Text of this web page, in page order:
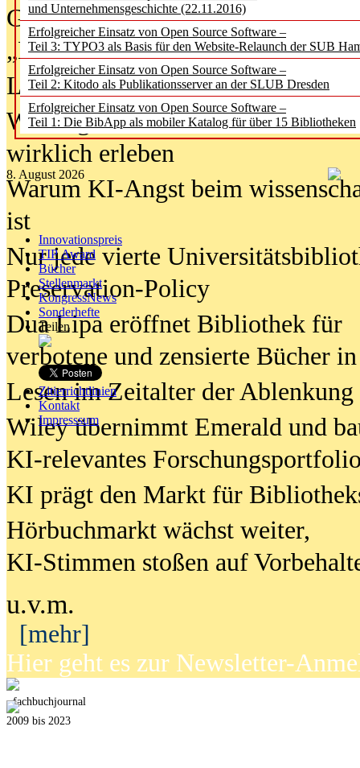
und Unternehmensgeschichte (22.11.2016)
Erfolgreicher Einsatz von Open Source Software –
Teil 3: TYPO3 als Basis für den Website-Relaunch der SUB
Erfolgreicher Einsatz von Open Source Software –
Teil 2: Kitodo als Publikationsserver an der SLUB Dresden
Erfolgreicher Einsatz von Open Source Software –
Teil 1: Die BibApp als mobiler Katalog für über 15 Bibliotheken
8. August 2026
Innovationspreis
TIP Award
Bücher
Stellenmarkt
KongressNews
Sonderhefte
Teilen
Zitierrichtlinien
Kontakt
Impresssum
Geisterjagd-Ausrüstung in der
„Library of Things“ unterwegs
Lesen als Infrastrukturaufgabe
Wie Jugendliche Social Media
wirklich erleben
Warum KI-Angst beim
ist
Nur jede vierte
Preservation-Policy
Dua Lipa eröffnet Bibliothek für
verbotene und zensierte Bücher
Lesen im Zeitalter der Ablenkung
Wiley übernimmt Emerald und
KI-relevantes
KI prägt den Markt für
Hörbuchmarkt wächst weiter,
KI-Stimmen stoßen auf
u.v.m.
[mehr]
Hier geht es zur Newsletter-
fachbuchjournal
2009 bis 2023